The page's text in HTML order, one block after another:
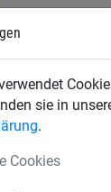
sie in
.
Cookies
Schutznetze